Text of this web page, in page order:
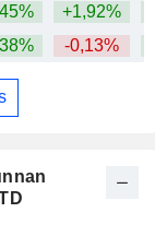
+1,92%
-0,13%